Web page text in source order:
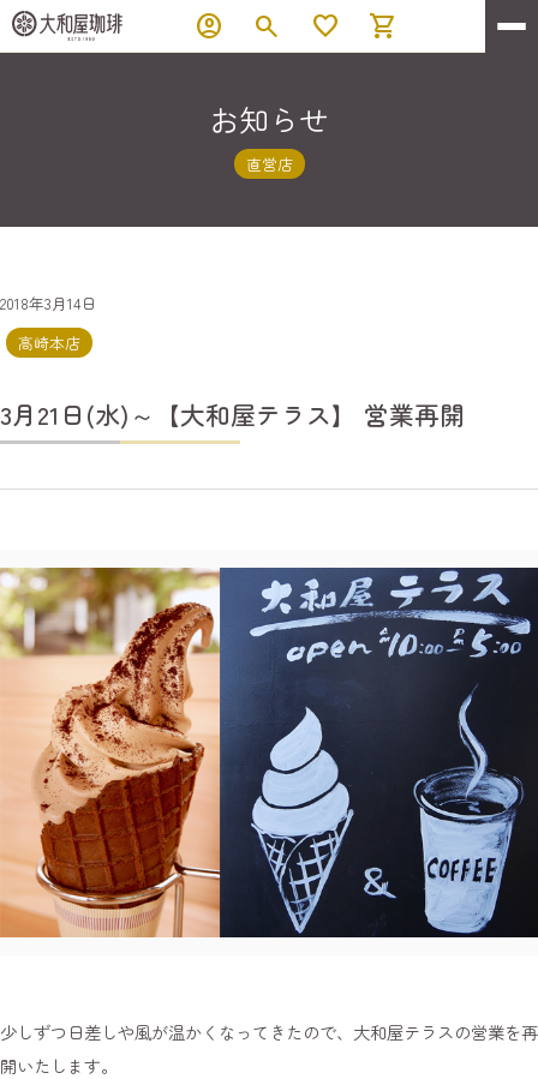
account_circle search favorite shopping_cart
お知らせ
直営店
2018年3月14日
高崎本店
3月21日(水)～【大和屋テラス】 営業再開
少しずつ日差しや風が温かくなってきたので、大和屋テラスの営業を再
開いたします。